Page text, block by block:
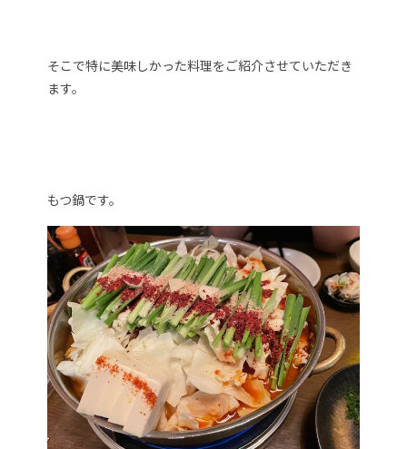
そこで特に美味しかった料理をご紹介させていただき
ます。
もつ鍋です。